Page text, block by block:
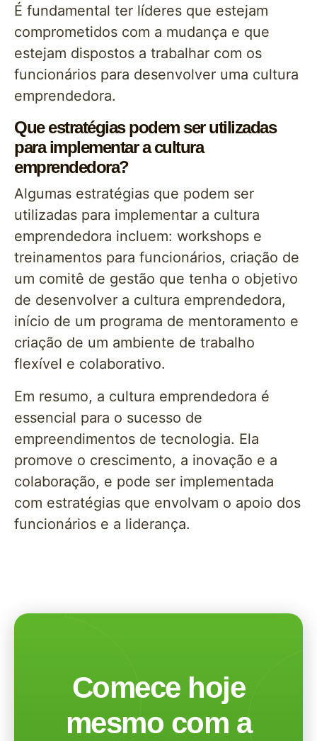
É fundamental ter líderes que estejam
comprometidos com a mudança e que
estejam dispostos a trabalhar com os
funcionários para desenvolver uma cultura
emprendedora.
Que estratégias podem ser utilizadas
para implementar a cultura
emprendedora?
Algumas estratégias que podem ser
utilizadas para implementar a cultura
emprendedora incluem: workshops e
treinamentos para funcionários, criação de
um comitê de gestão que tenha o objetivo
de desenvolver a cultura emprendedora,
início de um programa de mentoramento e
criação de um ambiente de trabalho
flexível e colaborativo.
Em resumo, a cultura emprendedora é
essencial para o sucesso de
empreendimentos de tecnologia. Ela
promove o crescimento, a inovação e a
colaboração, e pode ser implementada
com estratégias que envolvam o apoio dos
funcionários e a liderança.
Comece hoje
mesmo com a